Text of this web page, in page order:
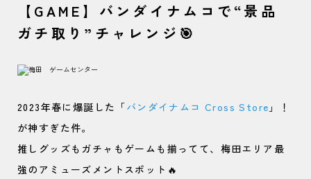
【GAME】バンダイナムコで“景品
ガチ取り”チャレンジ🎯
2023年春に爆誕した「バンダイナムコ Cross Store 」！
が神すぎた件。
推しグッズもガチャもゲームも揃ってて、梅田エリア最
強のアミューズメントスポット🔥